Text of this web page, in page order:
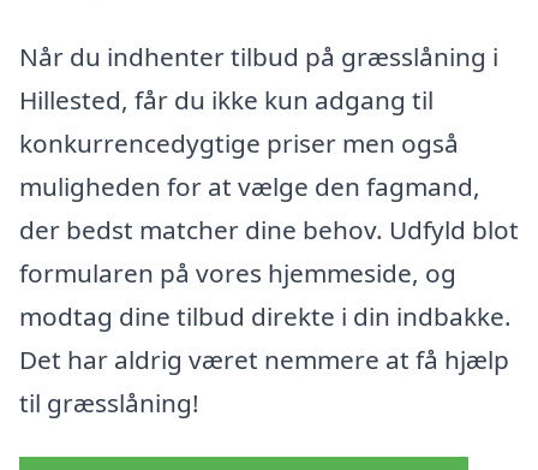
Når du indhenter tilbud på græsslåning i
Hillested, får du ikke kun adgang til
konkurrencedygtige priser men også
muligheden for at vælge den fagmand,
der bedst matcher dine behov. Udfyld blot
formularen på vores hjemmeside, og
modtag dine tilbud direkte i din indbakke.
Det har aldrig været nemmere at få hjælp
til græsslåning!